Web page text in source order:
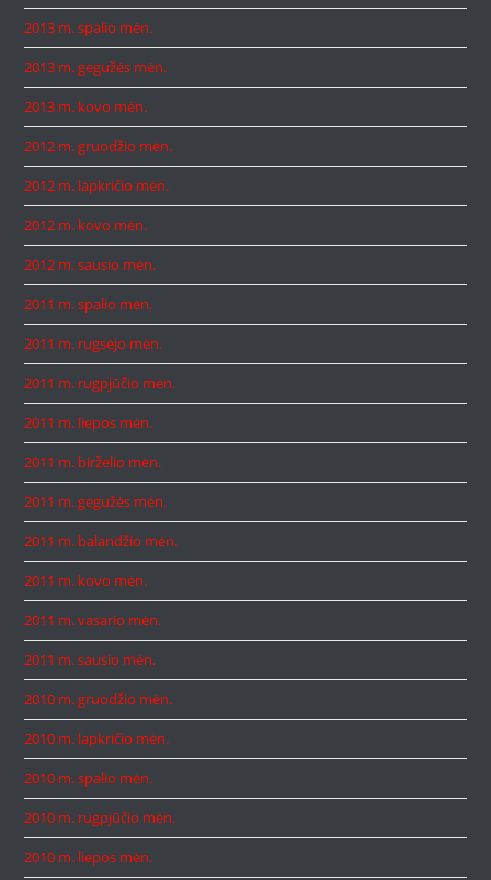
2013 m. spalio mėn.
2013 m. gegužės mėn.
2013 m. kovo mėn.
2012 m. gruodžio mėn.
2012 m. lapkričio mėn.
2012 m. kovo mėn.
2012 m. sausio mėn.
2011 m. spalio mėn.
2011 m. rugsėjo mėn.
2011 m. rugpjūčio mėn.
2011 m. liepos mėn.
2011 m. birželio mėn.
2011 m. gegužės mėn.
2011 m. balandžio mėn.
2011 m. kovo mėn.
2011 m. vasario mėn.
2011 m. sausio mėn.
2010 m. gruodžio mėn.
2010 m. lapkričio mėn.
2010 m. spalio mėn.
2010 m. rugpjūčio mėn.
2010 m. liepos mėn.